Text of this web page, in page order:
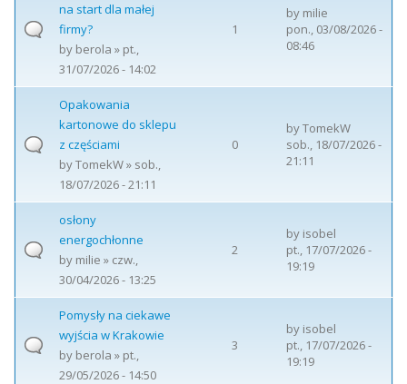
na start dla małej
firmy?
by berola » pt.,
31/07/2026 - 14:02
1
by milie
pon., 03/08/2026 -
08:46
Opakowania
kartonowe do sklepu
z częściami
byTomekW» sob.,
18/07/2026 - 21:11
0
byTomekW
sob., 18/07/2026 -
21:11
osłony
energochłonne
by milie » czw.,
30/04/2026 - 13:25
2
by isobel
pt., 17/07/2026 -
19:19
Pomysły na ciekawe
wyjścia w Krakowie
by berola » pt.,
29/05/2026 - 14:50
3
by isobel
pt., 17/07/2026 -
19:19